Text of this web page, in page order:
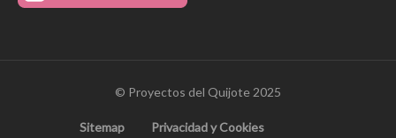
© Proyectos del Quijote 2025
Sitemap Privacidad y Cookies